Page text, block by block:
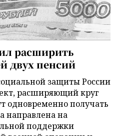
расширить
двух пенсий
защиты России
расширяющий круг
одновременно получать
направлена на
поддержки